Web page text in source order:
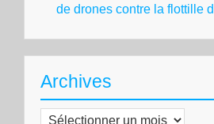
de drones contre la flottille
Archives
Archives